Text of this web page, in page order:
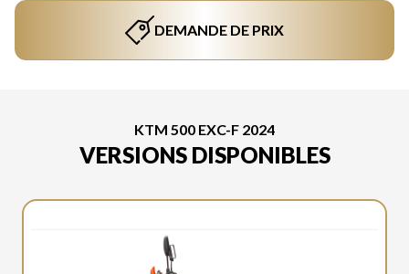
DEMANDE DE PRIX
KTM 500 EXC-F 2024
VERSIONS DISPONIBLES